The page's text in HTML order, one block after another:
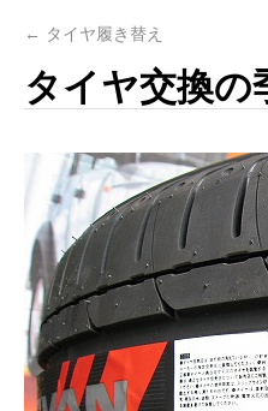
← タイヤ履き替え
タイヤ交換の